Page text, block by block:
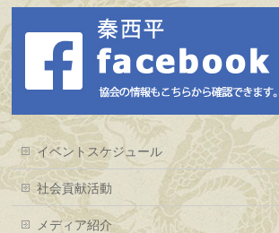
イベントスケジュール
社会貢献活動
メディア紹介